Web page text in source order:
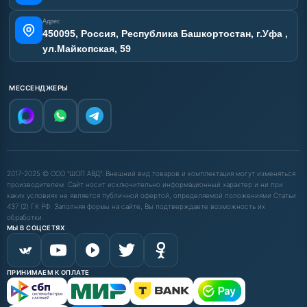
Адрес
450095, Россия, Республика Башкортостан, г.Уфа ,
ул.Майкопская, 59
МЕССЕНДЖЕРЫ
2017-2025 © ООО "ШОП АВД". Внешний вид товаров и комплектация могут изменяться
производителем. Сайт носит исключительно информационный характер и ни при
каких условиях не является публичной офертой, определяемой положениями Статьи
437 (2) ГК РФ. Заполняя формы на сайте, Вы подтверждаете возможность их
обработки.
МЫ В СОЦСЕТЯХ
ПРИНИМАЕМ К ОПЛАТЕ